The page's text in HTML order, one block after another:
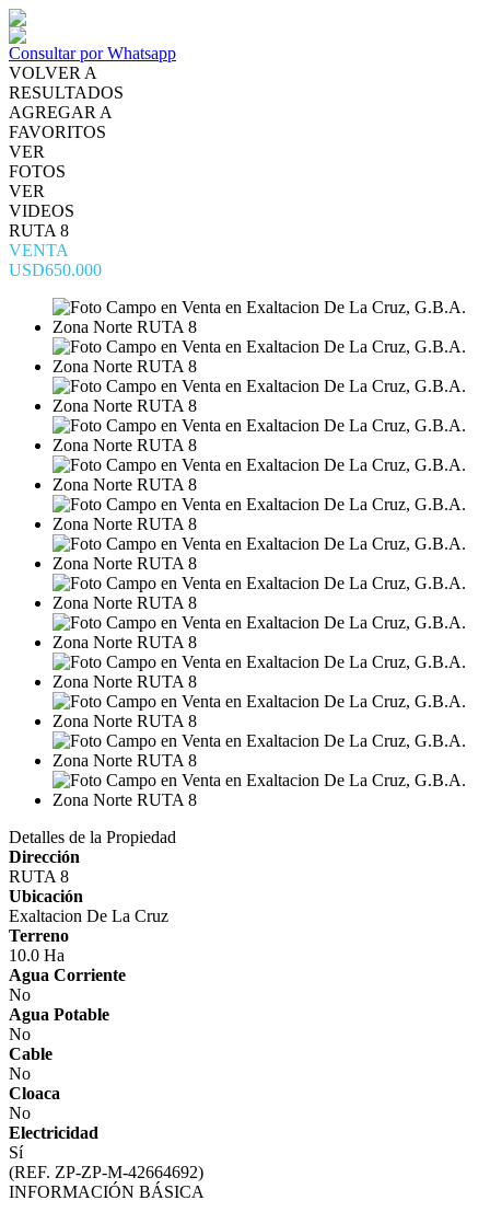
Consultar por Whatsapp
VOLVER A
RESULTADOS
AGREGAR A
FAVORITOS
VER
FOTOS
VER
VIDEOS
RUTA 8
VENTA
USD650.000
Detalles de la Propiedad
Dirección
RUTA 8
Ubicación
Exaltacion De La Cruz
Terreno
10.0 Ha
Agua Corriente
No
Agua Potable
No
Cable
No
Cloaca
No
Electricidad
Sí
(REF. ZP-ZP-M-42664692)
INFORMACIÓN BÁSICA